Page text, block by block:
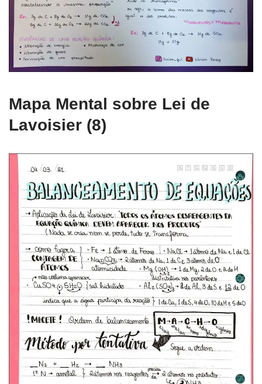
Mapa Mental sobre Lei de
Lavoisier (8)